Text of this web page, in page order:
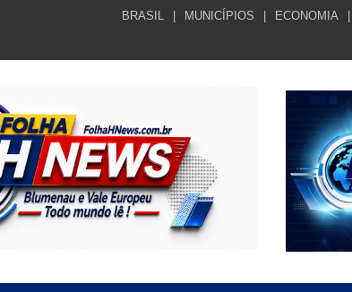
BRASIL MUNICÍPIOS ECONOMIA